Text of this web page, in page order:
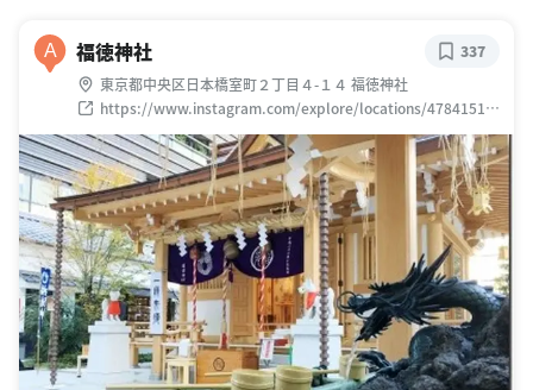
A 福徳神社
東京都中央区日本橋室町２丁目４-１４ 福徳神社
https://www.instagram.com/explore/locations/47841510
1
337